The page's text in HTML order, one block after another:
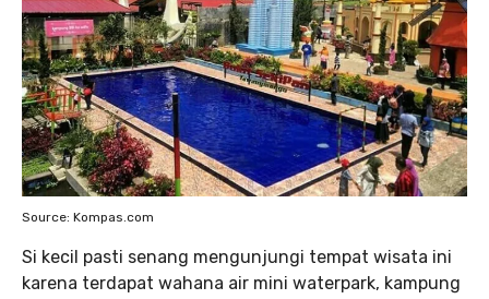
Source: Kompas.com
Si kecil pasti senang mengunjungi tempat wisata ini
karena terdapat wahana air mini waterpark, kampung